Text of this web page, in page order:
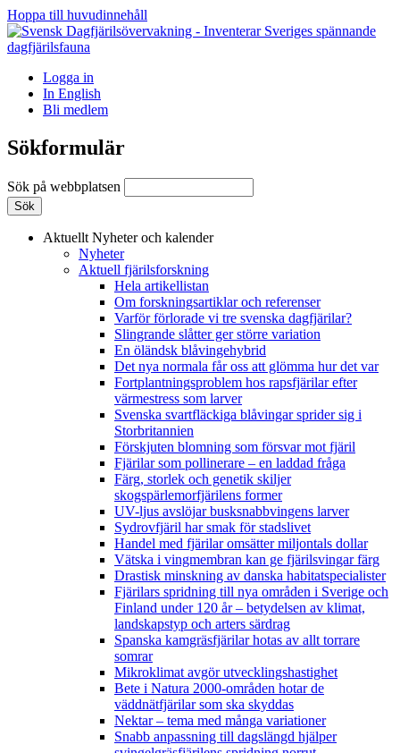
Hoppa till huvudinnehåll
Logga in
In English
Bli medlem
Sökformulär
Sök på webbplatsen
Aktuellt Nyheter och kalender
Nyheter
Aktuell fjärilsforskning
Hela artikellistan
Om forskningsartiklar och referenser
Varför förlorade vi tre svenska dagfjärilar?
Slingrande slåtter ger större variation
En öländsk blåvingehybrid
Det nya normala får oss att glömma hur det var
Fortplantningsproblem hos rapsfjärilar efter
värmestress som larver
Svenska svartfläckiga blåvingar sprider sig i
Storbritannien
Förskjuten blomning som försvar mot fjäril
Fjärilar som pollinerare – en laddad fråga
Färg, storlek och genetik skiljer
skogspärlemorfjärilens former
UV-ljus avslöjar busksnabbvingens larver
Sydrovfjäril har smak för stadslivet
Handel med fjärilar omsätter miljontals dollar
Vätska i vingmembran kan ge fjärilsvingar färg
Drastisk minskning av danska habitatspecialister
Fjärilars spridning till nya områden i Sverige och
Finland under 120 år– betydelsen av klimat,
landskapstyp och arters särdrag
Spanska kamgräsfjärilar hotas av allt torrare
somrar
Mikroklimat avgör utvecklingshastighet
Bete i Natura 2000-områden hotar de
väddnätfjärilar som ska skyddas
Nektar – tema med många variationer
Snabb anpassning till dagslängd hjälper